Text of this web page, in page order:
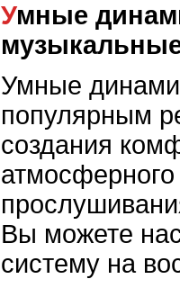
Умные динамики и
Умные
популярным
создания
атмосферного
Вы можете
систему на